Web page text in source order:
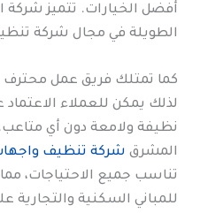
أفضل الخيارات. تتميز شركة
الطويلة في مجال شركة
كما تمتلك فريق عمل
لذلك يمكن للعملاء
نظيفة ولامعة دون أي
المشرق شركة تنظيف
تناسب جميع الاحتياجات،
للمباني السكنية والتجارية